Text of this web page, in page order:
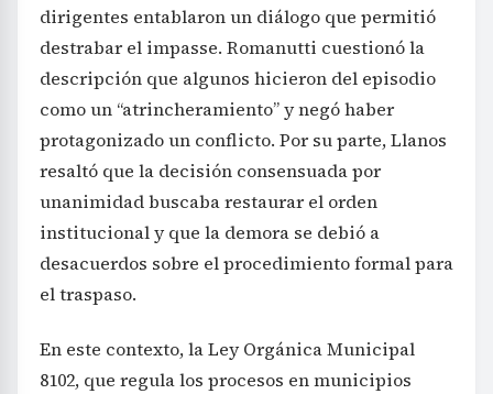
dirigentes entablaron un diálogo que permitió
destrabar el impasse. Romanutti cuestionó la
descripción que algunos hicieron del episodio
como un “atrincheramiento” y negó haber
protagonizado un conflicto. Por su parte, Llanos
resaltó que la decisión consensuada por
unanimidad buscaba restaurar el orden
institucional y que la demora se debió a
desacuerdos sobre el procedimiento formal para
el traspaso.
En este contexto, la Ley Orgánica Municipal
8102, que regula los procesos en municipios